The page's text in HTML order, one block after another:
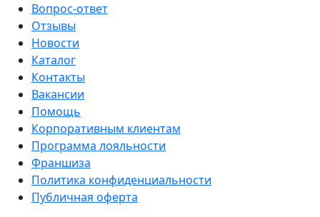
Вопрос-ответ
Отзывы
Новости
Каталог
Контакты
Вакансии
Помощь
Корпоративным клиентам
Программа лояльности
Франшиза
Политика конфиденциальности
Публичная оферта